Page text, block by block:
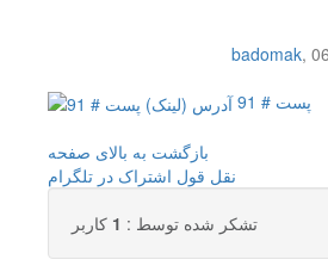
badomak,
پست # 91
بازگشت به بالای صفحه
نقل قول اشتراک در تلگرام
تشکر شده توسط : 1 کاربر